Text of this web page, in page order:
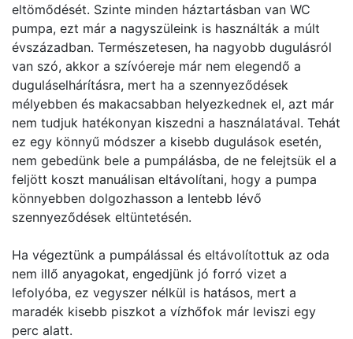
eltömődését. Szinte minden háztartásban van WC
pumpa, ezt már a nagyszüleink is használták a múlt
évszázadban. Természetesen, ha nagyobb dugulásról
van szó, akkor a szívóereje már nem elegendő a
duguláselhárításra, mert ha a szennyeződések
mélyebben és makacsabban helyezkednek el, azt már
nem tudjuk hatékonyan kiszedni a használatával. Tehát
ez egy könnyű módszer a kisebb dugulások esetén,
nem gebedünk bele a pumpálásba, de ne felejtsük el a
feljött koszt manuálisan eltávolítani, hogy a pumpa
könnyebben dolgozhasson a lentebb lévő
szennyeződések eltüntetésén.
Ha végeztünk a pumpálással és eltávolítottuk az oda
nem illő anyagokat, engedjünk jó forró vizet a
lefolyóba, ez vegyszer nélkül is hatásos, mert a
maradék kisebb piszkot a vízhőfok már leviszi egy
perc alatt.